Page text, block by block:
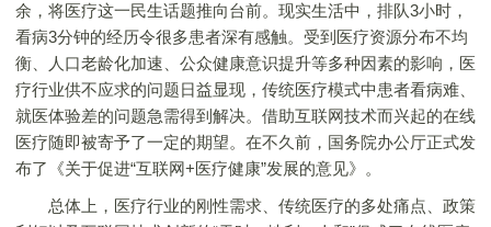
余，将医疗这一民生话题推向台前。现实生活中，排队3小时，
看病3分钟的经历令很多患者深有感触。受到医疗资源分布不均
衡、人口老龄化加速、公众健康意识提升等多种因素的影响，医
疗行业供不应求的问题日益显现，传统医疗模式中患者看病难、
就医体验差的问题急需得到解决。借助互联网技术而兴起的在线
医疗随即被寄予了一定的期望。在不久前，国务院办公厅正式发
布了《关于促进“互联网+医疗健康”发展的意见》。
总体上，医疗行业的刚性需求、传统医疗的多处痛点、政策